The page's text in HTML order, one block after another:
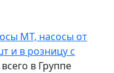
МТ, насосы от
и в розницу с
в Группе